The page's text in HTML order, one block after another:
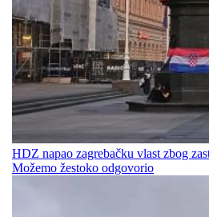
HDZ napao zagrebačku vlast zbog
Možemo žestoko odgovorio